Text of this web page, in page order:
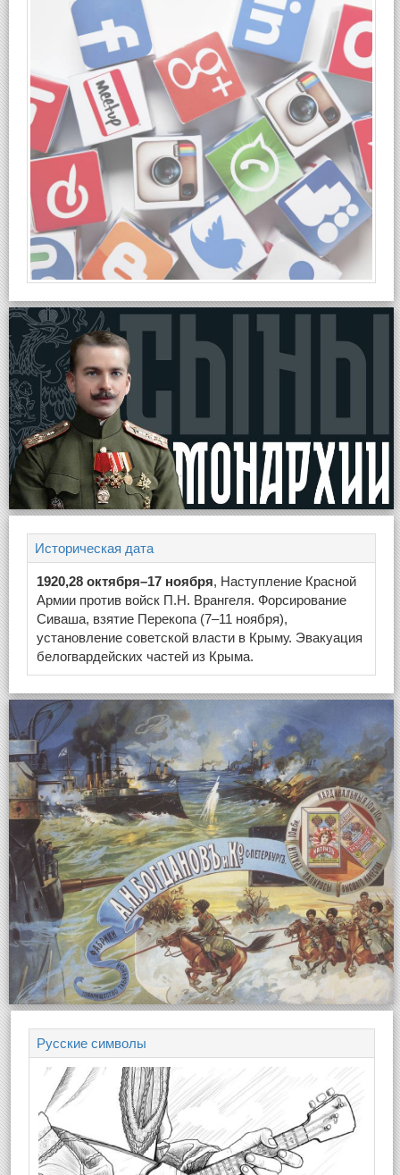
Историческая дата
1920,28 октября–17 ноября, Наступление Красной
Армии против войск П.Н. Врангеля. Форсирование
Сиваша, взятие Перекопа (7–11 ноября),
установление советской власти в Крыму. Эвакуация
белогвардейских частей из Крыма.
Русские символы